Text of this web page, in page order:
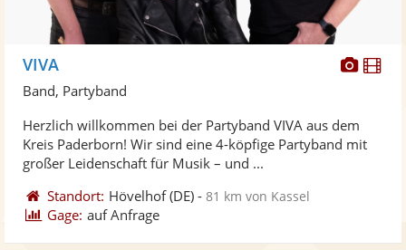
VIVA
Band, Partyband
Herzlich willkommen bei der Partyband VIVA aus dem
Kreis Paderborn! Wir sind eine 4-köpfige Partyband mit
großer Leidenschaft für Musik – und ...
Standort: Hövelhof(DE) -81 km von Kassel
Gage: auf Anfrage